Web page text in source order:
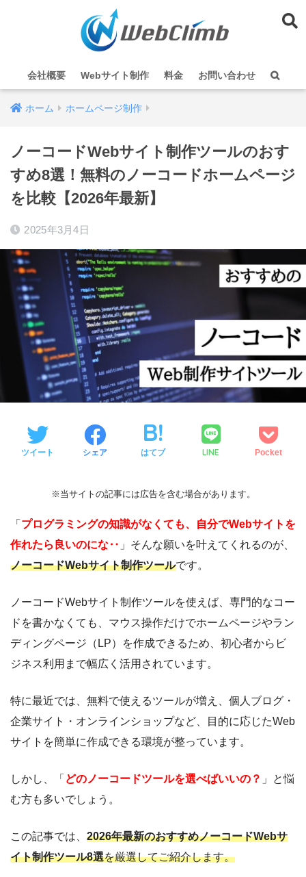
会社概要 Webサイト制作 料金 お問い合わせ
ホーム ホームページ制作
ノーコードWebサイト制作ツールのおす
すめ8選！無料のノーコードホームページ
を比較【2026年最新】
2025年3月4日
ツイート シェア はてブ LINE Pocket
※当サイトの記事には広告を含む場合があります。
「 プログラミングの知識がなくても、自分でWebサイトを
作れたら良いのにな‥ 」そんな願いを叶えてくれるのが、
ノーコードWebサイト制作ツールです。
ノーコードWebサイト制作ツールを使えば、専門的なコー
ドを書かなくても、マウス操作だけでホームページやラン
ディングページ（LP）を作成できるため、初心者からビ
ジネス利用まで幅広く活用されています。
特に最近では、無料で使えるツールが増え、個人ブログ・
企業サイト・オンラインショップなど、目的に応じたWeb
サイトを簡単に作成できる環境が整っています。
しかし、「 どのノーコードツールを選べばいいの？ 」と悩
む方も多いでしょう。
この記事では、 2026年最新のおすすめノーコードWebサ
イト制作ツール8選を厳選してご紹介します。